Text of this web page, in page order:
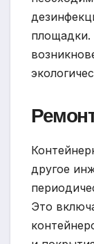
площадки.
другое
Это